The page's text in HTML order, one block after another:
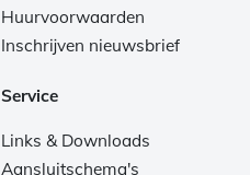
Huurvoorwaarden
Inschrijven nieuwsbrief
Service
Links & Downloads
Aansluitschema's